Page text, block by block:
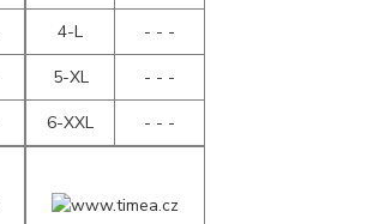
4-L
- - -
5-XL
- - -
6-XXL
- - -